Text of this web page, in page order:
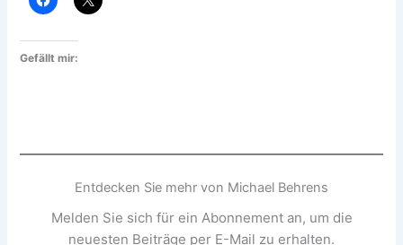
Gefällt mir:
Entdecken Sie mehr von Michael Behrens
Melden Sie sich für ein Abonnement an, um die
neuesten Beiträge per E-Mail zu erhalten.